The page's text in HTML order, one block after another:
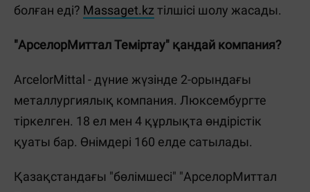
болған еді? Massaget.kz тілшісі шолу жасады.
"АрселорМиттал Теміртау" қандай компания?
ArcelorMittal - дүние жүзінде 2-орындағы
металлургиялық компания. Люксембургте
тіркелген. 18 ел мен 4 құрлықта өндірістік
қуаты бар. Өнімдері 160 елде сатылады.
Қазақстандағы "бөлімшесі" "АрселорМиттал